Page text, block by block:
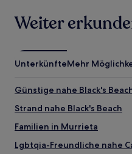
Weiter
UnterkünfteMehr
Günstige nahe Black's
Strand nahe Black's Beach
Familien in Murrieta
Lgbtqia-Freundliche nahe